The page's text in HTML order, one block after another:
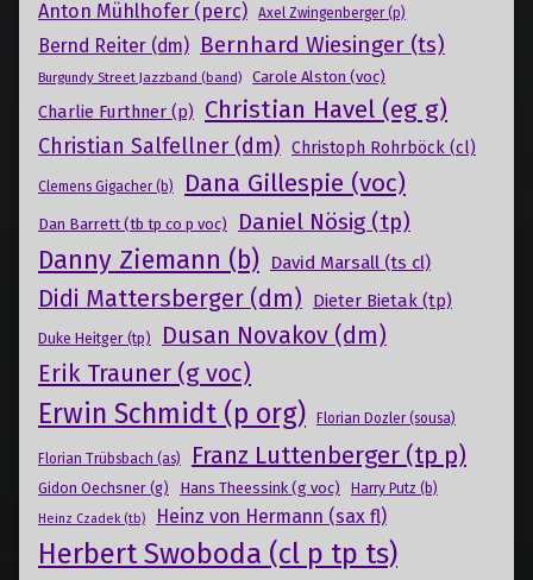
Anton Mühlhofer (perc) Axel Zwingenberger (p)
Bernd Reiter (dm) Bernhard Wiesinger (ts)
Burgundy Street Jazzband (band) Carole Alston (voc)
Charlie Furthner (p) Christian Havel (eg g)
Christian Salfellner (dm) Christoph Rohrböck (cl)
Clemens Gigacher (b) Dana Gillespie (voc)
Dan Barrett (tb tp co p voc) Daniel Nösig (tp)
Danny Ziemann (b) David Marsall (ts cl)
Didi Mattersberger (dm) Dieter Bietak (tp)
Duke Heitger (tp) Dusan Novakov (dm)
Erik Trauner (g voc)
Erwin Schmidt (p org) Florian Dozler (sousa)
Florian Trübsbach (as) Franz Luttenberger (tp p)
Gidon Oechsner (g) Hans Theessink (g voc) Harry Putz (b)
Heinz Czadek (tb) Heinz von Hermann (sax fl)
Herbert Swoboda (cl p tp ts)